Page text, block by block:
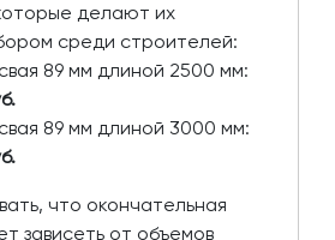
делают их
среди строителей:
89 мм длиной 2500 мм:
89 мм длиной 3000 мм:
что окончательная
зависеть от объемов